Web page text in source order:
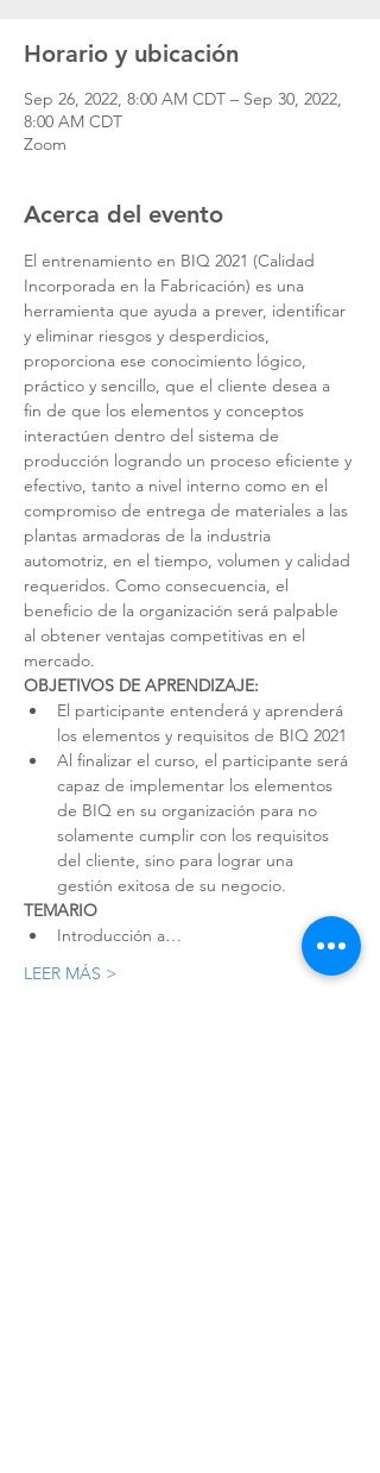
Horario y ubicación
Sep 26, 2022, 8:00 AM CDT – Sep 30, 2022,
8:00 AM CDT
Zoom
Acerca del evento
El entrenamiento en BIQ 2021 (Calidad
Incorporada en la Fabricación) es una
herramienta que ayuda a prever, identificar
y eliminar riesgos y desperdicios,
proporciona ese conocimiento lógico,
práctico y sencillo, que el cliente desea a
fin de que los elementos y conceptos
interactúen dentro del sistema de
producción logrando un proceso eficiente y
efectivo, tanto a nivel interno como en el
compromiso de entrega de materiales a las
plantas armadoras de la industria
automotriz, en el tiempo, volumen y calidad
requeridos. Como consecuencia, el
beneficio de la organización será palpable
al obtener ventajas competitivas en el
mercado.
OBJETIVOS DE APRENDIZAJE:
El participante entenderá y aprenderá
los elementos y requisitos de BIQ 2021
Al finalizar el curso, el participante será
capaz de implementar los elementos
de BIQ en su organización para no
solamente cumplir con los requisitos
del cliente, sino para lograr una
gestión exitosa de su negocio.
TEMARIO
Introducción a…
LEER MÁS >